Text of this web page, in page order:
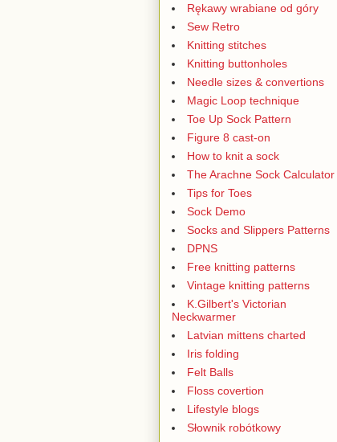
Rękawy wrabiane od góry
Sew Retro
Knitting stitches
Knitting buttonholes
Needle sizes & convertions
Magic Loop technique
Toe Up Sock Pattern
Figure 8 cast-on
How to knit a sock
The Arachne Sock Calculator
Tips for Toes
Sock Demo
Socks and Slippers Patterns
DPNS
Free knitting patterns
Vintage knitting patterns
K.Gilbert's Victorian
Neckwarmer
Latvian mittens charted
Iris folding
Felt Balls
Floss covertion
Lifestyle blogs
Słownik robótkowy